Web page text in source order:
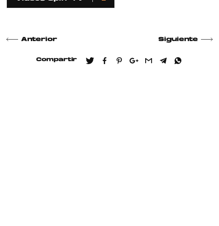
Anterior Siguiente
Compartir